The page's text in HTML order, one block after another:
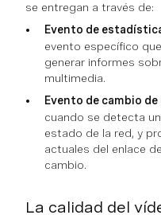
se entregan a través de:
Evento de
evento específico
generar informes
multimedia.
Evento de cambio
cuando se detecta
estado de la red, y
actuales del enlace
cambio.
La calidad del